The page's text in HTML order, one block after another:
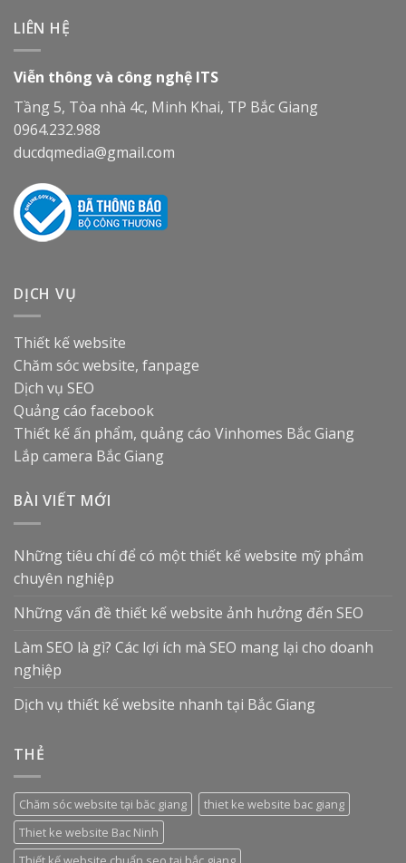
LIÊN HỆ
Viễn thông và công nghệ ITS
Tầng 5, Tòa nhà 4c, Minh Khai, TP Bắc Giang
0964.232.988
ducdqmedia@gmail.com
DỊCH VỤ
Thiết kế website
Chăm sóc website, fanpage
Dịch vụ SEO
Quảng cáo facebook
Thiết kế ấn phẩm, quảng cáo Vinhomes Bắc Giang
Lắp camera Bắc Giang
BÀI VIẾT MỚI
Những tiêu chí để có một thiết kế website mỹ phẩm
chuyên nghiệp
Những vấn đề thiết kế website ảnh hưởng đến SEO
Làm SEO là gì? Các lợi ích mà SEO mang lại cho doanh
nghiệp
Dịch vụ thiết kế website nhanh tại Bắc Giang
THẺ
Chăm sóc website tại băc giang
thiet ke website bac giang
Thiet ke website Bac Ninh